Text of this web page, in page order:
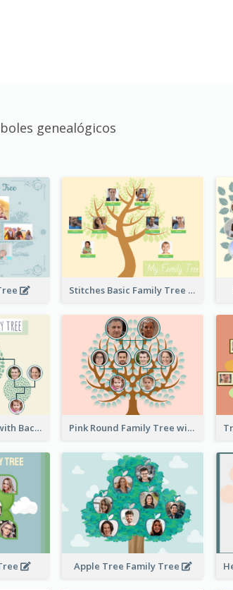
genealógicos
Stitches Basic Family Tree
Multi Family Tree with Background Pink Round Family Tree with Background
Apple Tree Family Tree